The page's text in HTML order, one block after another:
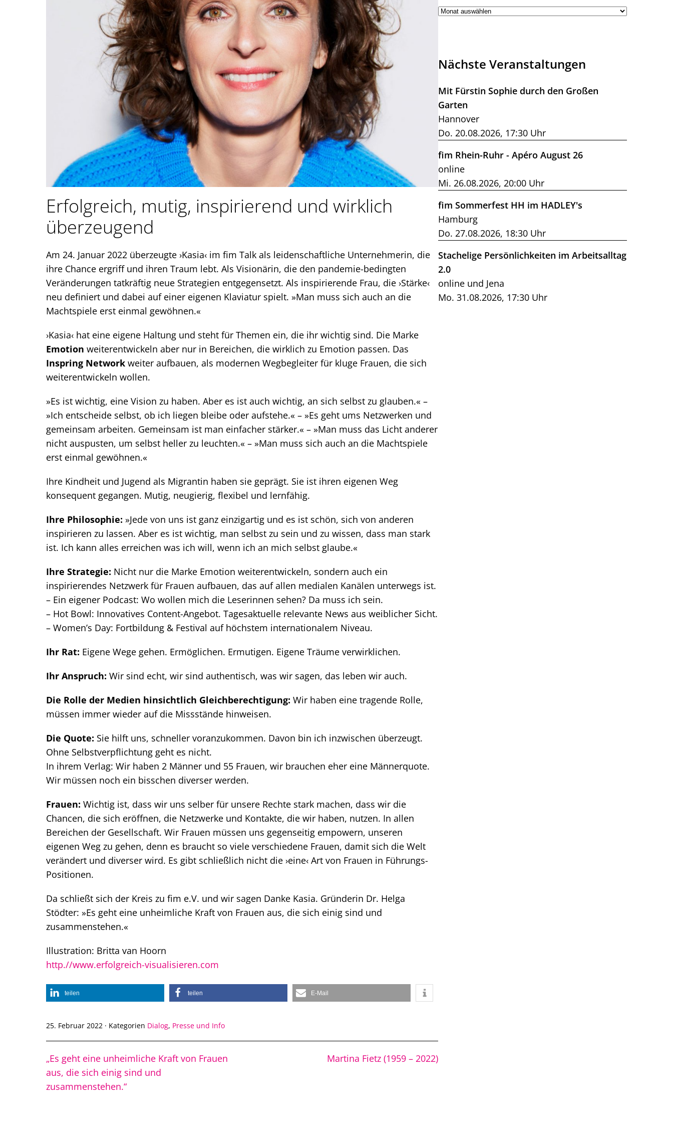
Erfolgreich, mutig, inspirierend und wirklich
überzeugend
Am 24. Januar 2022 überzeugte ›Kasia‹ im fim Talk als leidenschaftliche Unternehmerin, die
ihre Chance ergriff und ihren Traum lebt. Als Visionärin, die den pandemie-bedingten
Veränderungen tatkräftig neue Strategien entgegensetzt. Als inspirierende Frau, die ›Stärke‹
neu definiert und dabei auf einer eigenen Klaviatur spielt. »Man muss sich auch an die
Machtspiele erst einmal gewöhnen.«
›Kasia‹ hat eine eigene Haltung und steht für Themen ein, die ihr wichtig sind. Die Marke
Emotion weiterentwickeln aber nur in Bereichen, die wirklich zu Emotion passen. Das
Inspring Network weiter aufbauen, als modernen Wegbegleiter für kluge Frauen, die sich
weiterentwickeln wollen.
»Es ist wichtig, eine Vision zu haben. Aber es ist auch wichtig, an sich selbst zu glauben.« –
»Ich entscheide selbst, ob ich liegen bleibe oder aufstehe.« – »Es geht ums Netzwerken und
gemeinsam arbeiten. Gemeinsam ist man einfacher stärker.« – »Man muss das Licht anderer
nicht auspusten, um selbst heller zu leuchten.« – »Man muss sich auch an die Machtspiele
erst einmal gewöhnen.«
Ihre Kindheit und Jugend als Migrantin haben sie geprägt. Sie ist ihren eigenen Weg
konsequent gegangen. Mutig, neugierig, flexibel und lernfähig.
Ihre Philosophie: »Jede von uns ist ganz einzigartig und es ist schön, sich von anderen
inspirieren zu lassen. Aber es ist wichtig, man selbst zu sein und zu wissen, dass man stark
ist. Ich kann alles erreichen was ich will, wenn ich an mich selbst glaube.«
Ihre Strategie: Nicht nur die Marke Emotion weiterentwickeln, sondern auch ein
inspirierendes Netzwerk für Frauen aufbauen, das auf allen medialen Kanälen unterwegs ist.
– Ein eigener Podcast: Wo wollen mich die Leserinnen sehen? Da muss ich sein.
– Hot Bowl: Innovatives Content-Angebot. Tagesaktuelle relevante News aus weiblicher Sicht.
– Women’s Day: Fortbildung & Festival auf höchstem internationalem Niveau.
Ihr Rat: Eigene Wege gehen. Ermöglichen. Ermutigen. Eigene Träume verwirklichen.
Ihr Anspruch: Wir sind echt, wir sind authentisch, was wir sagen, das leben wir auch.
Die Rolle der Medien hinsichtlich Gleichberechtigung: Wir haben eine tragende Rolle,
müssen immer wieder auf die Missstände hinweisen.
Die Quote: Sie hilft uns, schneller voranzukommen. Davon bin ich inzwischen überzeugt.
Ohne Selbstverpflichtung geht es nicht.
In ihrem Verlag: Wir haben 2 Männer und 55 Frauen, wir brauchen eher eine Männerquote.
Wir müssen noch ein bisschen diverser werden.
Frauen: Wichtig ist, dass wir uns selber für unsere Rechte stark machen, dass wir die
Chancen, die sich eröffnen, die Netzwerke und Kontakte, die wir haben, nutzen. In allen
Bereichen der Gesellschaft. Wir Frauen müssen uns gegenseitig empowern, unseren
eigenen Weg zu gehen, denn es braucht so viele verschiedene Frauen, damit sich die Welt
verändert und diverser wird. Es gibt schließlich nicht die ›eine‹ Art von Frauen in Führungs-
Positionen.
Da schließt sich der Kreis zu fim e.V. und wir sagen Danke Kasia. Gründerin Dr. Helga
Stödter: »Es geht eine unheimliche Kraft von Frauen aus, die sich einig sind und
zusammenstehen.«
Illustration: Britta van Hoorn
http.//www.erfolgreich-visualisieren.com
teilen teilen E-Mail
25. Februar 2022 · Kategorien Dialog, Presse und Info
„Es geht eine unheimliche Kraft von Frauen
aus, die sich einig sind und
zusammenstehen.“
Martina Fietz (1959 – 2022)
Nächste Veranstaltungen
Mit Fürstin Sophie durch den Großen
Garten
Hannover
Do. 20.08.2026, 17:30 Uhr
fim Rhein-Ruhr - Apéro August 26
online
Mi. 26.08.2026, 20:00 Uhr
fim Sommerfest HH im HADLEY's
Hamburg
Do. 27.08.2026, 18:30 Uhr
Stachelige Persönlichkeiten im Arbeitsalltag
2.0
online und Jena
Mo. 31.08.2026, 17:30 Uhr